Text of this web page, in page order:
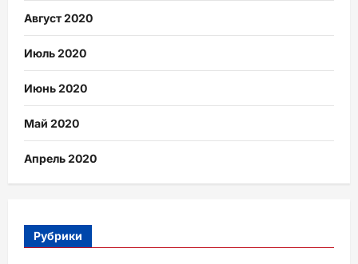
Август 2020
Июль 2020
Июнь 2020
Май 2020
Апрель 2020
Рубрики